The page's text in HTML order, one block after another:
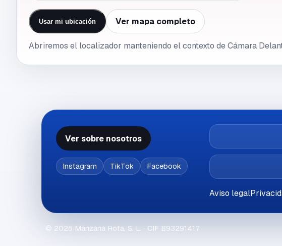
Usar mi ubicación Ver mapa completo
Abriremos el localizador manteniendo el contexto de Cámara
Ver sobre nosotros
Instagram TikTok Facebook
Aviso legal
© 2026 Manzana Rota, S. L. · CIF B93291417